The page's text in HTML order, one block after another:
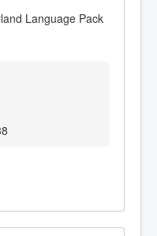
Language Pack